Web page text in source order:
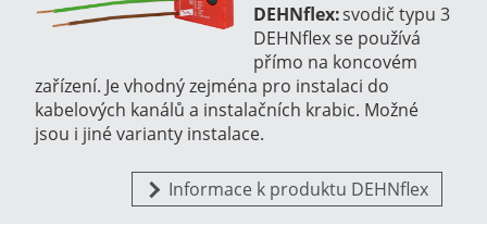
DEHNflex:svodič typu 3
DEHNflex se používá
přímo na koncovém
zařízení. Je vhodný zejména pro instalaci do
kabelových kanálů a instalačních krabic. Možné
jsou i jiné varianty instalace.
Informace k produktu DEHNflex